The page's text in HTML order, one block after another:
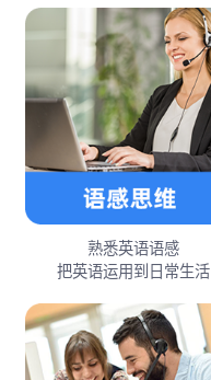
熟悉英语语感
把英语运用到日常生活